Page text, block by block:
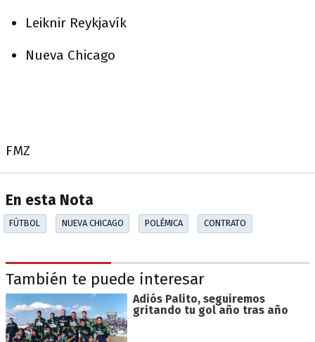
Leiknir Reykjavík
Nueva Chicago
FMZ
En esta Nota
FÚTBOL NUEVA CHICAGO POLÉMICA CONTRATO
También te puede interesar
Adiós Palito, seguiremos
gritando tu gol año tras año